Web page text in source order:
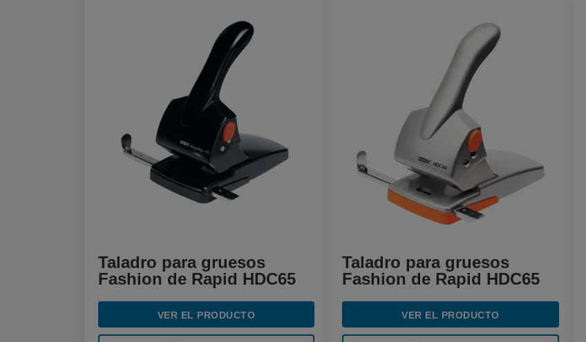
Taladro para gruesos
Fashion de Rapid HDC65
VER EL PRODUCTO
Taladro para gruesos
Fashion de Rapid HDC65
VER EL PRODUCTO